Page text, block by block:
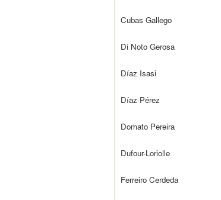
Cubas Gallego
Di Noto Gerosa
Díaz Isasi
Díaz Pérez
Domato Pereira
Dufour-Loriolle
Ferreiro Cerdeda